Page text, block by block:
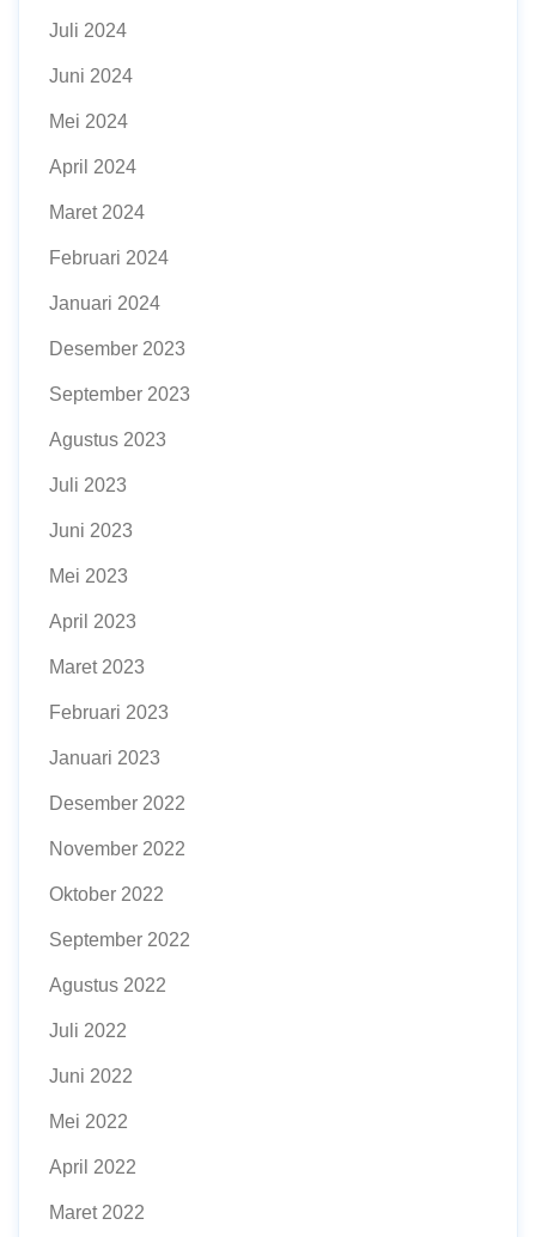
Juli 2024
Juni 2024
Mei 2024
April 2024
Maret 2024
Februari 2024
Januari 2024
Desember 2023
September 2023
Agustus 2023
Juli 2023
Juni 2023
Mei 2023
April 2023
Maret 2023
Februari 2023
Januari 2023
Desember 2022
November 2022
Oktober 2022
September 2022
Agustus 2022
Juli 2022
Juni 2022
Mei 2022
April 2022
Maret 2022